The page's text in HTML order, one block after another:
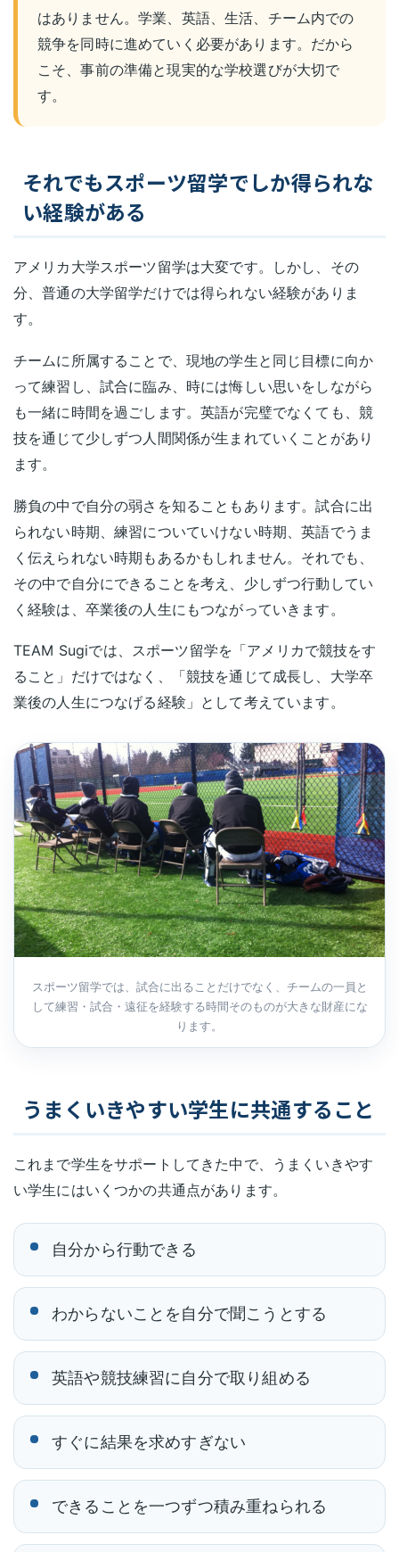
はありません。学業、英語、生活、チーム内での
競争を同時に進めていく必要があります。だから
こそ、事前の準備と現実的な学校選びが大切で
す。
それでもスポーツ留学でしか得られな
い経験がある
アメリカ大学スポーツ留学は大変です。しかし、その
分、普通の大学留学だけでは得られない経験がありま
す。
チームに所属することで、現地の学生と同じ目標に向か
って練習し、試合に臨み、時には悔しい思いをしながら
も一緒に時間を過ごします。英語が完璧でなくても、競
技を通じて少しずつ人間関係が生まれていくことがあり
ます。
勝負の中で自分の弱さを知ることもあります。試合に出
られない時期、練習についていけない時期、英語でうま
く伝えられない時期もあるかもしれません。それでも、
その中で自分にできることを考え、少しずつ行動してい
く経験は、卒業後の人生にもつながっていきます。
TEAM Sugiでは、スポーツ留学を「アメリカで競技をす
ること」だけではなく、「競技を通じて成長し、大学卒
業後の人生につなげる経験」として考えています。
スポーツ留学では、試合に出ることだけでなく、チームの一員と
して練習・試合・遠征を経験する時間そのものが大きな財産にな
ります。
うまくいきやすい学生に共通すること
これまで学生をサポートしてきた中で、うまくいきやす
い学生にはいくつかの共通点があります。
自分から行動できる
わからないことを自分で聞こうとする
英語や競技練習に自分で取り組める
すぐに結果を求めすぎない
できることを一つずつ積み重ねられる